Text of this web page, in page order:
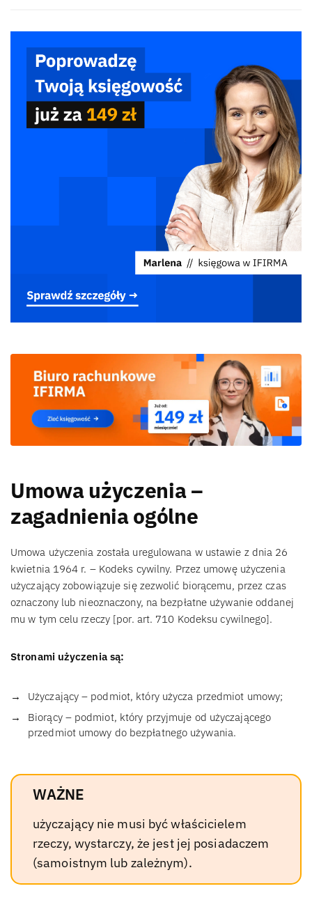
Umowa użyczenia –
zagadnienia ogólne
Umowa użyczenia została uregulowana w ustawie z dnia 26
kwietnia 1964 r. – Kodeks cywilny. Przez umowę użyczenia
użyczający zobowiązuje się zezwolić biorącemu, przez czas
oznaczony lub nieoznaczony, na bezpłatne używanie oddanej
mu w tym celu rzeczy [por. art. 710 Kodeksu cywilnego].
Stronami użyczenia są:
Użyczający – podmiot, który użycza przedmiot umowy;
Biorący – podmiot, który przyjmuje od użyczającego
przedmiot umowy do bezpłatnego używania.
WAŻNE
użyczający nie musi być właścicielem
rzeczy, wystarczy, że jest jej posiadaczem
(samoistnym lub zależnym).